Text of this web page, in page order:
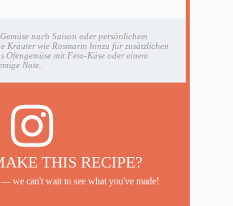
nach Saison oder persönlichem
Kräuter wie Rosmarin hinzu für zusätzlichen
Ofengemüse mit Feta-Käse oder einem
Note.
THIS RECIPE?
we can't wait to see what you've made!